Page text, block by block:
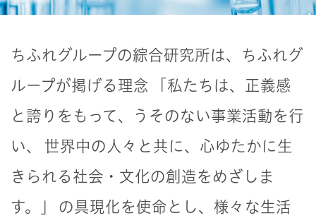
ちふれグループの綜合研究所は、ちふれグ
ループが掲げる理念 「私たちは、正義感
と誇りをもって、うそのない事業活動を行
い、
世界中の人々と共に、心ゆたかに生
きられる社会・文化の創造をめざしま
す。」
の具現化を使命とし、様々な生活